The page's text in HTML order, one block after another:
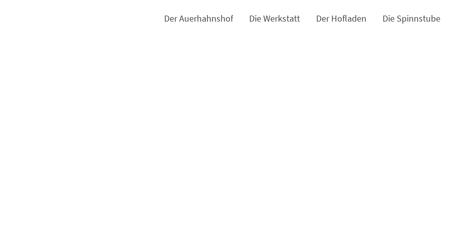
Der Auerhahnshof Die Werkstatt Der Hofladen Die Spinnstube